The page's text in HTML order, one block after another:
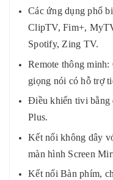
Các ứng dụng phổ
ClipTV, Fim+,
Spotify, Zing TV.
Remote thông
giọng nói có hỗ trợ
Điều khiển tivi bằng
Plus.
Kết nối không dây
màn hình Screen
Kết nối Bàn phím,